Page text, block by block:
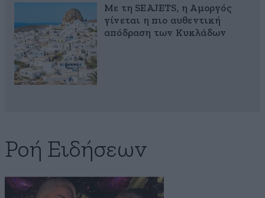
Με τη SEAJETS, η Αμοργός
γίνεται η πιο αυθεντική
απόδραση των Κυκλάδων
Ροή Ειδήσεων